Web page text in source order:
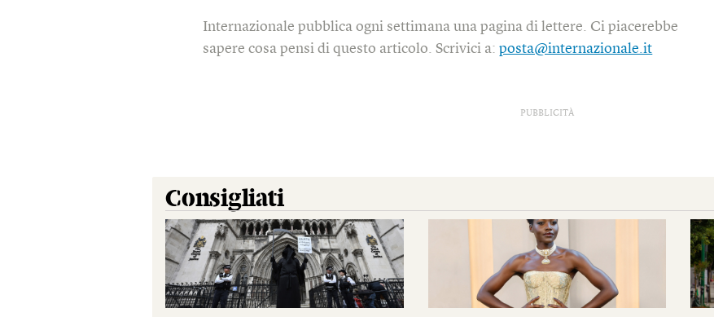
Internazionale pubblica ogni settimana una pagina di lettere. Ci piacerebbe
sapere cosa pensi di questo articolo. Scrivici a:posta@internazionale.it
PUBBLICITÀ
Consigliati